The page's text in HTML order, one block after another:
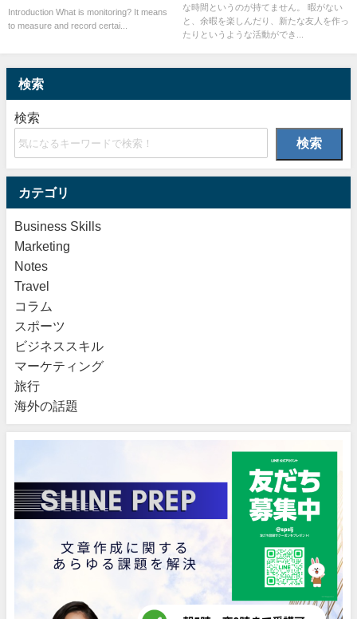
Introduction What is monitoring? It means
to measure and record certai...
な時間というのが持てません。 暇がない
と、余暇を楽しんだり、新たな友人を作っ
たりというような活動ができ...
検索
検索
検索
カテゴリ
Business Skills
Marketing
Notes
Travel
コラム
スポーツ
ビジネススキル
マーケティング
旅行
海外の話題